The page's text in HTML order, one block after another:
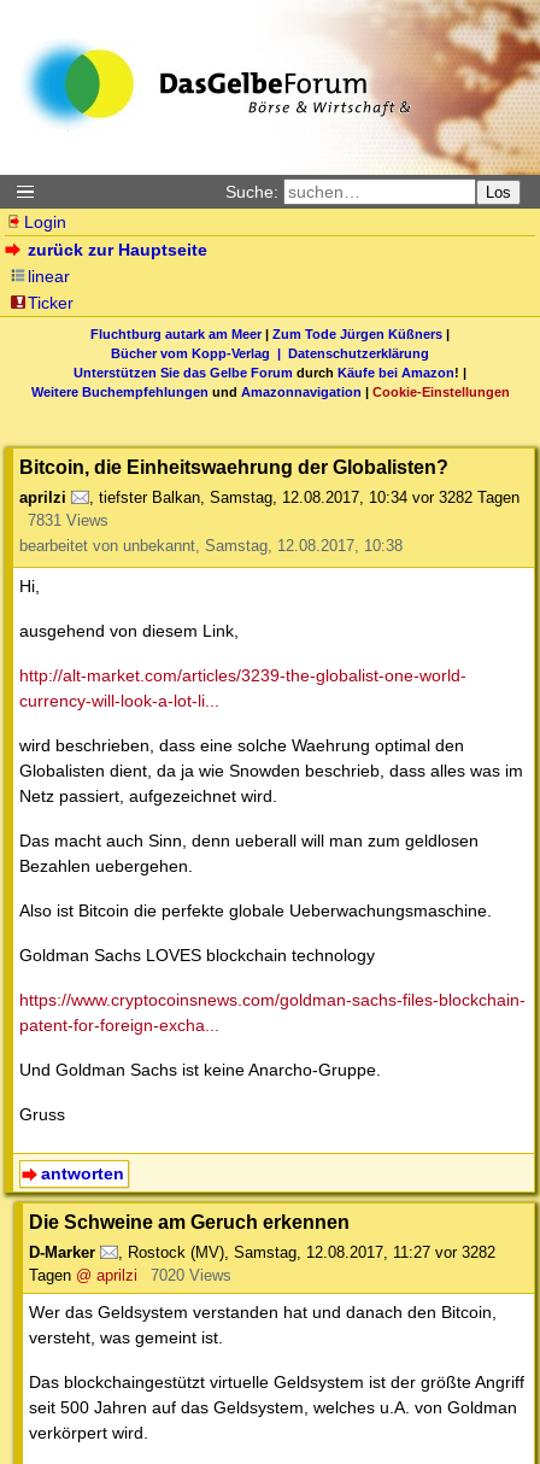
Suche: Los
Login
zurück zur Hauptseite
linear
Ticker
Fluchtburg autark am Meer| Zum Tode Jürgen Küßners |
Bücher vom Kopp-Verlag | Datenschutzerklärung
Unterstützen Sie das Gelbe Forum durch Käufe bei Amazon! |
Weitere Buchempfehlungen und Amazonnavigation | Cookie-Einstellungen
Bitcoin, die Einheitswaehrung der Globalisten?
aprilzi , tiefster Balkan, Samstag, 12.08.2017, 10:34 vor 3282 Tagen
7831 Views
bearbeitet von unbekannt, Samstag, 12.08.2017, 10:38
Hi,
ausgehend von diesem Link,
http://alt-market.com/articles/3239-the-globalist-one-world-
currency-will-look-a-lot-li...
wird beschrieben, dass eine solche Waehrung optimal den
Globalisten dient, da ja wie Snowden beschrieb, dass alles was im
Netz passiert, aufgezeichnet wird.
Das macht auch Sinn, denn ueberall will man zum geldlosen
Bezahlen uebergehen.
Also ist Bitcoin die perfekte globale Ueberwachungsmaschine.
Goldman Sachs LOVES blockchain technology
https://www.cryptocoinsnews.com/goldman-sachs-files-blockchain-
patent-for-foreign-excha...
Und Goldman Sachs ist keine Anarcho-Gruppe.
Gruss
antworten
Die Schweine am Geruch erkennen
D-Marker , Rostock (MV), Samstag, 12.08.2017, 11:27 vor 3282
Tagen @ aprilzi 7020 Views
Wer das Geldsystem verstanden hat und danach den Bitcoin,
versteht, was gemeint ist.
Das blockchaingestützt virtuelle Geldsystem ist der größte Angriff
seit 500 Jahren auf das Geldsystem, welches u.A. von Goldman
verkörpert wird.